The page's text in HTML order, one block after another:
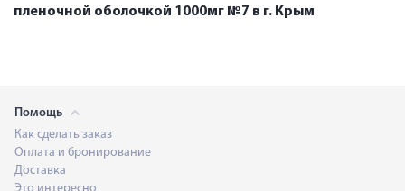
пленочной оболочкой 1000мг №7 в г. Крым
Помощь
Как сделать заказ
Оплата и бронирование
Доставка